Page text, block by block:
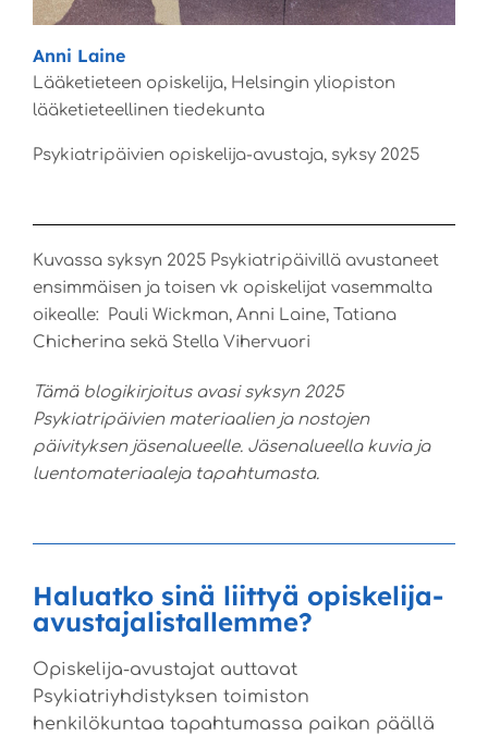
Anni Laine
Lääketieteen opiskelija, Helsingin yliopiston
lääketieteellinen tiedekunta
Psykiatripäivien opiskelija-avustaja, syksy 2025
Kuvassa syksyn 2025 Psykiatripäivillä avustaneet
ensimmäisen ja toisen vk opiskelijat vasemmalta
oikealle: Pauli Wickman, Anni Laine, Tatiana
Chicherina sekä Stella Vihervuori
Tämä blogikirjoitus avasi syksyn 2025
Psykiatripäivien materiaalien ja nostojen
päivityksen jäsenalueelle. Jäsenalueella kuvia ja
luentomateriaaleja tapahtumasta.
Haluatko sinä liittyä opiskelija-
avustajalistallemme?
Opiskelija-avustajat auttavat
Psykiatriyhdistyksen toimiston
henkilökuntaa tapahtumassa paikan päällä